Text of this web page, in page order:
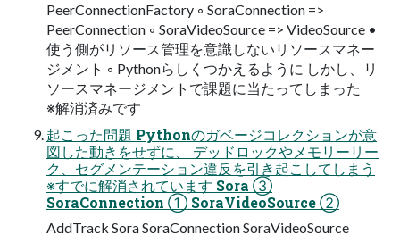
PeerConnectionFactory ◦ SoraConnection =>
PeerConnection ◦ SoraVideoSource => VideoSource •
使う側がリソース管理を意識しないリソースマネー
ジメント ◦ Pythonらしくつかえるように しかし、リ
ソースマネージメントで課題に当たってしまった
※解消済みです
起こった問題 Pythonのガベージコレクションが意
図した動きをせずに、 デッドロックやメモリーリー
ク、セグメンテーション違反を引き起こしてしまう
※すでに解消されています Sora ③
SoraConnection ① SoraVideoSource ②
AddTrack Sora SoraConnection SoraVideoSource